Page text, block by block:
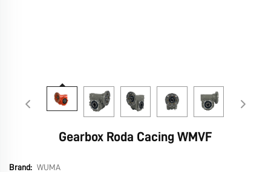
Gearbox Roda Cacing WMVF
Brand: WUMA